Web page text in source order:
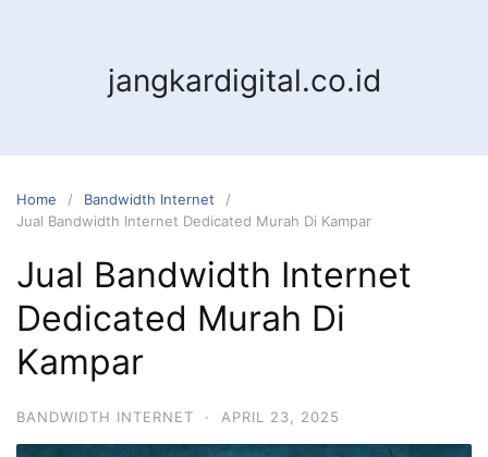
jangkardigital.co.id
Home
Bandwidth Internet
Jual Bandwidth Internet Dedicated Murah Di Kampar
Jual Bandwidth Internet
Dedicated Murah Di
Kampar
BANDWIDTH INTERNET · APRIL 23, 2025